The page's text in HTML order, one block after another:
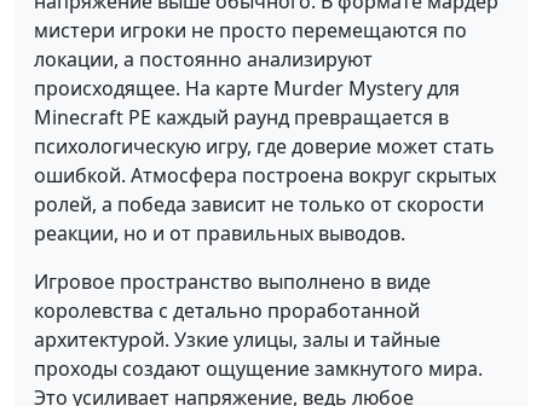
мистери игроки не просто перемещаются по
локации, а постоянно анализируют
происходящее. На карте Murder Mystery для
Minecraft PE каждый раунд превращается в
психологическую игру, где доверие может стать
ошибкой. Атмосфера построена вокруг скрытых
ролей, а победа зависит не только от скорости
реакции, но и от правильных выводов.
Игровое пространство выполнено в виде
королевства с детально проработанной
архитектурой. Узкие улицы, залы и тайные
проходы создают ощущение замкнутого мира.
Это усиливает напряжение, ведь любое